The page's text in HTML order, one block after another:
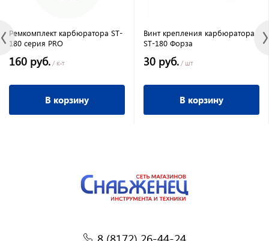
Ремкомплект карбюратора ST-
180 серия PRO
160 руб. / к-т
В корзину
Винт крепления карбюратора
ST-180 Форза
30 руб. / шт
В корзину